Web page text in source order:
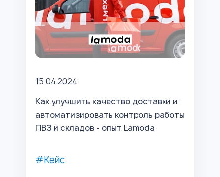
15.04.2024
Как улучшить качество доставки и
автоматизировать контроль работы
ПВЗ и складов - опыт Lamoda
#Кейс